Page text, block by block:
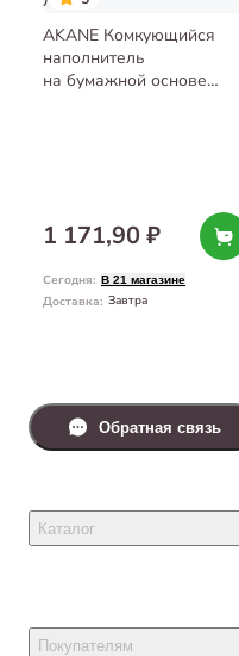
AKANE Комкующийся
наполнитель
на бумажной основе
1 171,90 ₽
Сегодня: В 21 магазине
Доставка: Завтра
Каталог
Товары для собак
Покупателям
Обратная связь